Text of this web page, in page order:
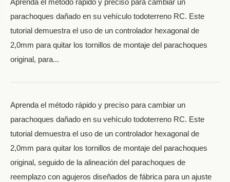
Aprenda el método rápido y preciso para cambiar un
parachoques dañado en su vehículo todoterreno RC. Este
tutorial demuestra el uso de un controlador hexagonal de
2,0mm para quitar los tornillos de montaje del parachoques
original, para...
Aprenda el método rápido y preciso para cambiar un
parachoques dañado en su vehículo todoterreno RC. Este
tutorial demuestra el uso de un controlador hexagonal de
2,0mm para quitar los tornillos de montaje del parachoques
original, seguido de la alineación del parachoques de
reemplazo con agujeros diseñados de fábrica para un ajuste